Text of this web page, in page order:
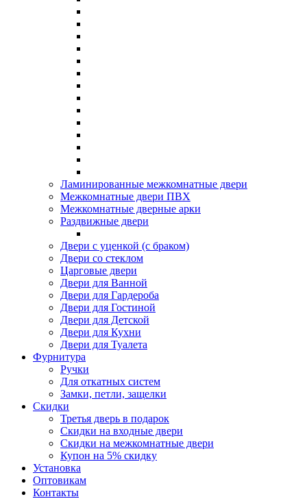
Ламинированные межкомнатные двери
Межкомнатные двери ПВХ
Межкомнатные дверные арки
Раздвижные двери
Двери с уценкой (с браком)
Двери со стеклом
Царговые двери
Двери для Ванной
Двери для Гардероба
Двери для Гостиной
Двери для Детской
Двери для Кухни
Двери для Туалета
Фурнитура
Ручки
Для откатных систем
Замки, петли, защелки
Скидки
Третья дверь в подарок
Скидки на входные двери
Скидки на межкомнатные двери
Купон на 5% скидку
Установка
Оптовикам
Контакты